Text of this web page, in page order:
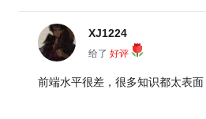
XJ1224
给了 好评
前端水平很差，很多知识都太表面